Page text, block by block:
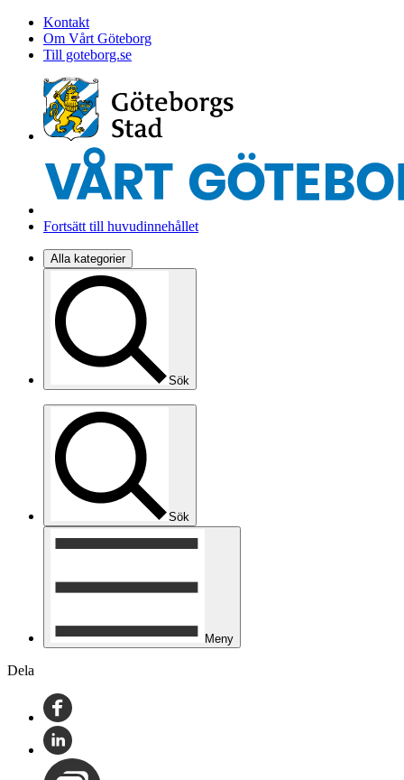
Kontakt
Om Vårt Göteborg
Till goteborg.se
Fortsätt till huvudinnehållet
Alla kategorier
Sök
Sök
Meny
Dela